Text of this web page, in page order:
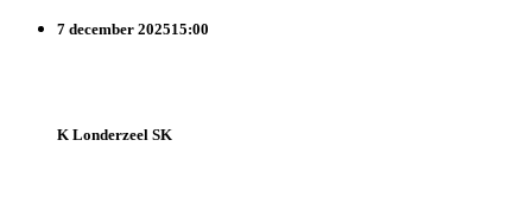
7 december 202515:00
K Londerzeel SK